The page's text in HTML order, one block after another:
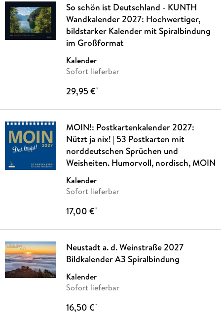
So schön ist Deutschland - KUNTH
Wandkalender 2027: Hochwertiger,
bildstarker Kalender mit Spiralbindung
im Großformat
Kalender
Sofort lieferbar
29,95 €*
MOIN!: Postkartenkalender 2027:
Nützt ja nix! | 53 Postkarten mit
norddeutschen Sprüchen und
Weisheiten. Humorvoll, nordisch, MOIN
Kalender
Sofort lieferbar
17,00 €*
Neustadt a. d. Weinstraße 2027
Bildkalender A3 Spiralbindung
Kalender
Sofort lieferbar
16,50 €*